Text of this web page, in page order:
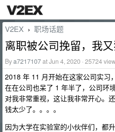
V2EX › 职场话题
离职被公司挽留，我又
Bya7217107at Jun 4, 2020 · 25724
2018 年 11 月开始在这家公司实习
在在公司也呆了 1 年半了，公司环
对我非常重视，这让我非常开心。
钱太少了。。。。
因为大学在实验室的小伙伴们，都